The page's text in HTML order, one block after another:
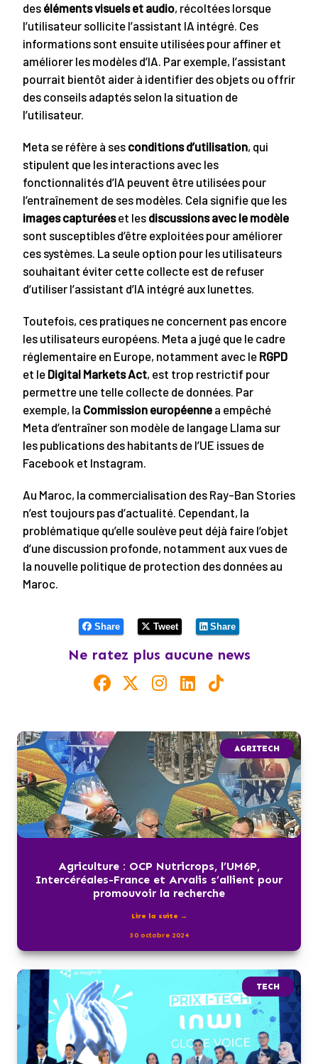
des éléments visuels et audio, récoltées lorsque
l’utilisateur sollicite l’assistant IA intégré. Ces
informations sont ensuite utilisées pour affiner et
améliorer les modèles d’IA. Par exemple, l’assistant
pourrait bientôt aider à identifier des objets ou offrir
des conseils adaptés selon la situation de
l’utilisateur.
Meta se réfère à ses conditions d’utilisation, qui
stipulent que les interactions avec les
fonctionnalités d’IA peuvent être utilisées pour
l’entraînement de ses modèles. Cela signifie que les
images capturéeset les discussions avec le modèle
sont susceptibles d’être exploitées pour améliorer
ces systèmes. La seule option pour les utilisateurs
souhaitant éviter cette collecte est de refuser
d’utiliser l’assistant d’IA intégré aux lunettes.
Toutefois, ces pratiques ne concernent pas encore
les utilisateurs européens. Meta a jugé que le cadre
réglementaire en Europe, notamment avec le RGPD
et le Digital Markets Act, est trop restrictif pour
permettre une telle collecte de données. Par
exemple, la Commission européenne a empêché
Meta d’entraîner son modèle de langage Llama sur
les publications des habitants de l’UE issues de
Facebook et Instagram.
Au Maroc, la commercialisation des Ray-Ban Stories
n’est toujours pas d’actualité. Cependant, la
problématique qu’elle soulève peut déjà faire l’objet
d’une discussion profonde, notamment aux vues de
la nouvelle politique de protection des données au
Maroc.
Share Tweet Share
Ne ratez plus aucune news
AGRITECH
Agriculture : OCP Nutricrops, l’UM6P,
Intercéréales-France et Arvalis s’allient pour
promouvoir la recherche
Lire la suite →
30 octobre 2024
TECH